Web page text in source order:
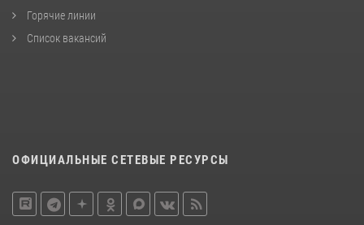
Горячие линии
Список вакансий
ОФИЦИАЛЬНЫЕ СЕТЕВЫЕ РЕСУРСЫ